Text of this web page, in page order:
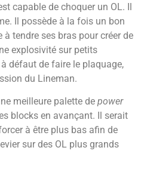
capable de choquer un OL. Il
Il possède à la fois un bon
tendre ses bras pour créer de
explosivité sur petits
défaut de faire le plaquage,
du Lineman.
meilleure palette de power
blocks en avançant. Il serait
à être plus bas afin de
sur des OL plus grands